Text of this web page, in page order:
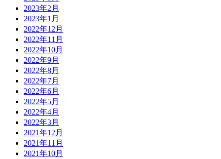
2023年2月
2023年1月
2022年12月
2022年11月
2022年10月
2022年9月
2022年8月
2022年7月
2022年6月
2022年5月
2022年4月
2022年3月
2021年12月
2021年11月
2021年10月